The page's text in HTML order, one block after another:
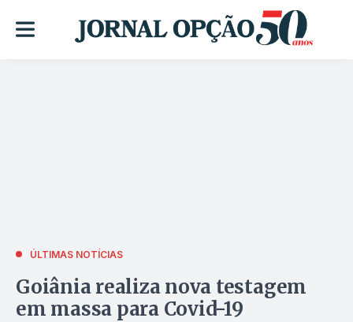
ÚLTIMAS NOTÍCIAS
Goiânia realiza nova testagem
em massa para Covid-19